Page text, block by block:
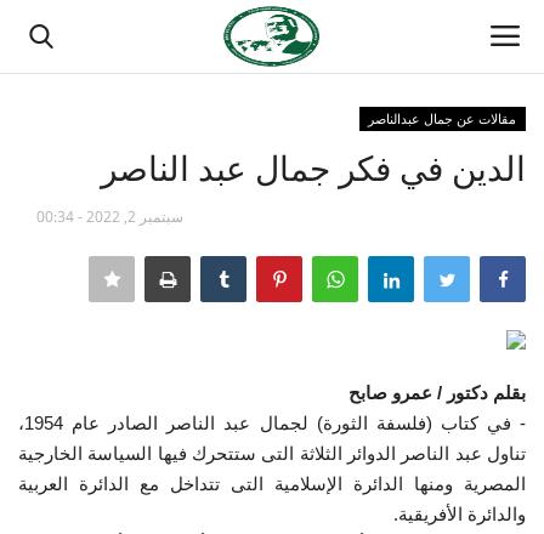
مدرسة الطليعة الوطنية
منتدى ناصر الدولي
حركة ناصر الشبابية
مصر
فريق العمل
مقالات عن جمال عبدالناصر
الدين في فكر جمال عبد الناصر
سبتمبر 2, 2022 - 00:34
بقلم دكتور / عمرو صابح
-
في كتاب (فلسفة الثورة) لجمال عبد الناصر الصادر عام 1954،
تناول عبد الناصر الدوائر الثلاثة التى ستتحرك فيها السياسة الخارجية
المصرية ومنها الدائرة الإسلامية التى تتداخل مع الدائرة العربية
والدائرة الأفريقية.